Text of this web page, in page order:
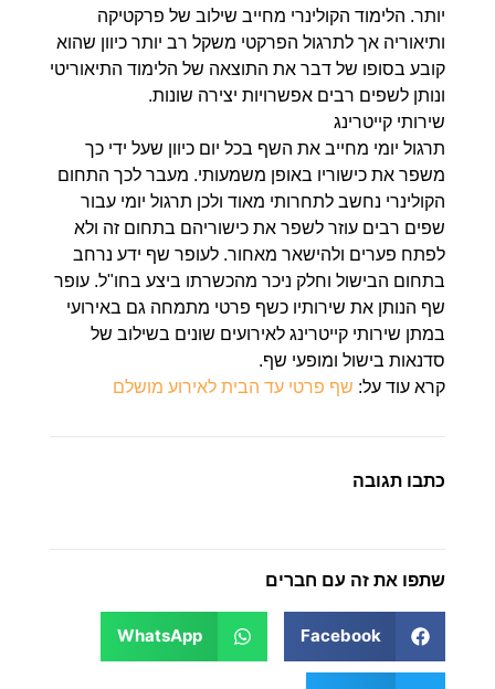
יותר. הלימוד הקולינרי מחייב שילוב של פרקטיקה
ותיאוריה אך לתרגול הפרקטי משקל רב יותר כיוון שהוא
קובע בסופו של דבר את התוצאה של הלימוד התיאוריטי
ונותן לשפים רבים אפשרויות יצירה שונות.
שירותי קייטרינג
תרגול יומי מחייב את השף בכל יום כיוון שעל ידי כך
משפר את כישוריו באופן משמעותי. מעבר לכך התחום
הקולינרי נחשב לתחרותי מאוד ולכן תרגול יומי עבור
שפים רבים עוזר לשפר את כישוריהם בתחום זה ולא
לפתח פערים ולהישאר מאחור. לעופר שף ידע נרחב
בתחום הבישול וחלק ניכר מהכשרתו ביצע בחו"ל. עופר
שף הנותן את שירותיו כשף פרטי מתמחה גם באירועי
במתן שירותי קייטרינג לאירועים שונים בשילוב של
סדנאות בישול ומופעי שף.
קרא עוד על: שף פרטי עד הבית לאירוע מושלם
כתבו תגובה
שתפו את זה עם חברים
Facebook
WhatsApp